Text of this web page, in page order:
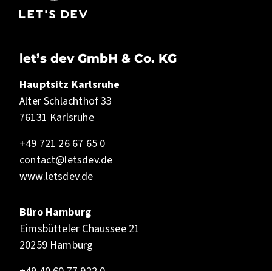
let’s dev GmbH & Co. KG
Hauptsitz Karlsruhe
Alter Schlachthof 33
76131 Karlsruhe
+49 721 26 67 65 0
contact@letsdev.de
www.letsdev.de
Büro Hamburg
Eimsbütteler Chaussee 21
20259 Hamburg